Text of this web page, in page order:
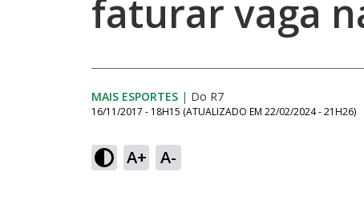
faturar vaga
MAIS ESPORTES | Do R7
16/11/2017 - 18H15 (ATUALIZADO EM 22/02/2024 - 21H26)
A+ A-